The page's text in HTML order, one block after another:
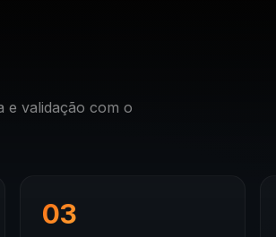
e validação com o
03